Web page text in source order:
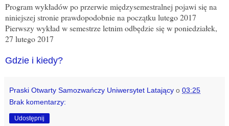
Program wykładów po przerwie międzysemestralnej pojawi się na
niniejszej stronie prawdopodobnie na początku lutego 2017
Pierwszy wykład w semestrze letnim odbędzie się w poniedziałek,
27 lutego 2017
Gdzie i kiedy?
Praski Otwarty Samozwańczy Uniwersytet Latający o 03:25
Brak komentarzy:
Udostępnij